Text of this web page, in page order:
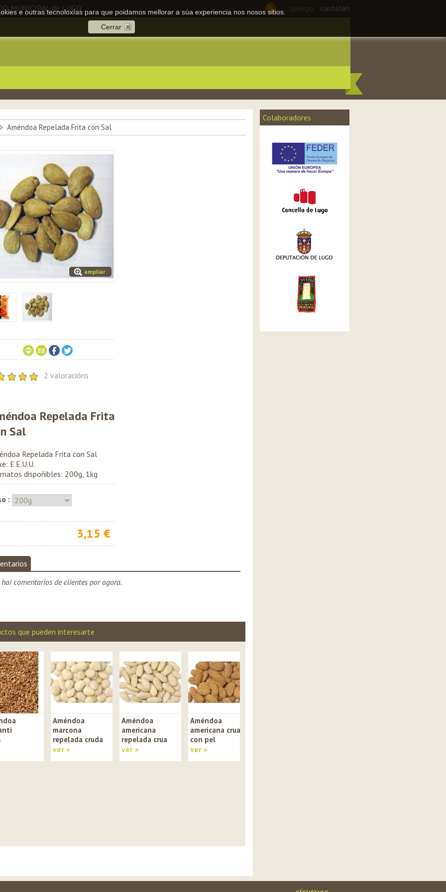
MUNICIPAL de LUGO galego castelán
> Améndoa Repelada Frita con Sal
ampliar
2 valoracións
Repelada Frita
Sal
Repelada Frita con Sal
E.E.U.U.
dispoñibles: 200g, 1kg
:
3,15 €
comentarios de clientes por agora.
que pueden interesarte
Améndoa
marcona
repelada cruda
ver »
Améndoa
americana
repelada crua
ver »
Améndoa
americana crua
con pel
ver »
Colaboradores
e outras tecnoloxías para que poidamos mellorar a súa experiencia nos nosos sitios.
Cerrar